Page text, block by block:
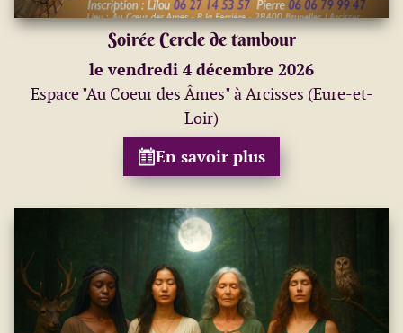
Soirée Cercle de tambour
le vendredi 4 décembre 2026
Espace "Au Coeur des Âmes" à Arcisses (Eure-et-
Loir)
En savoir plus